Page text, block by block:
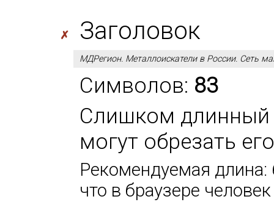
✗ Заголовок
МДРегион. Металлоискатели в России. Сеть
Символов: 83
Слишком длинный
могут обрезать
Рекомендуемая длина:
что в браузере